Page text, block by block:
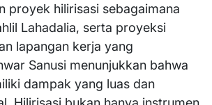
proyek hilirisasi sebagaimana
Lahadalia, serta proyeksi
lapangan kerja yang
Sanusi menunjukkan bahwa
dampak yang luas dan